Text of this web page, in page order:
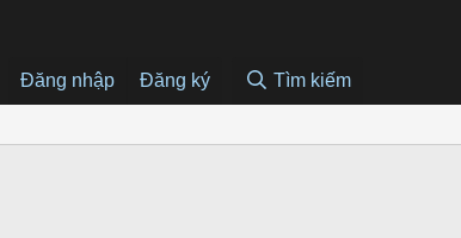
Đăng nhập Đăng ký Tìm kiếm